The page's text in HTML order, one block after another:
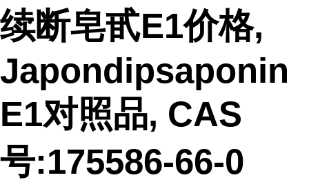
续断皂甙E1价格,
Japondipsaponin
E1对照品, CAS
号:175586-66-0